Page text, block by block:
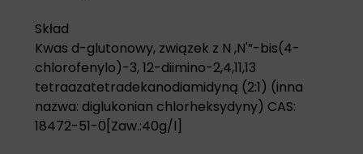
Skład
Kwas d-glutonowy, związek z N ,N'”-bis(4-
chlorofenylo)-3, 12-diimino-2,4,11,13
tetraazatetradekanodiamidyną (2:1) (inna
nazwa: diglukonian chlorheksydyny) CAS:
18472-51-0[Zaw.:40g/l]